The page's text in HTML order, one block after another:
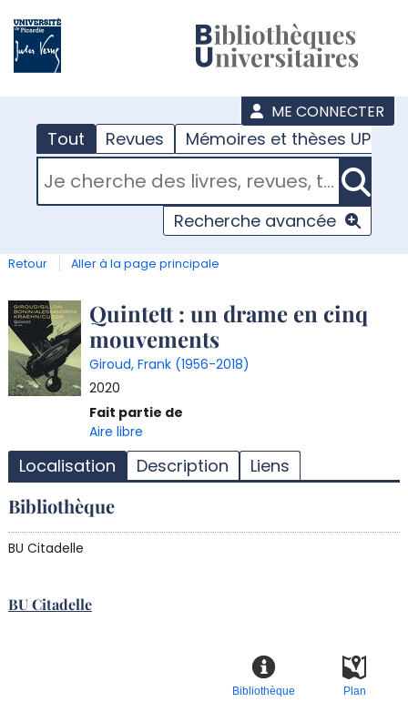
ME CONNECTER
Tout Revues Mémoires et thèses UPJV
RECHERCHER DANS "TOUT"
Recherche avancée
Retour Aller à la page principale
Détail
document
Quintett : un drame en cinq
mouvements
Giroud, Frank (1956-2018)
2020
Fait partie de
Aire libre
Localisation Description Liens
Bibliothèque
BU Citadelle
BU Citadelle
Plan
Bibliothèque